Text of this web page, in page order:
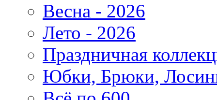
Весна - 2026
Лето - 2026
Праздничная
Юбки, Брюки,